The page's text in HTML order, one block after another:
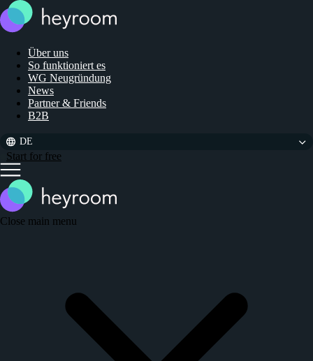
Über uns
So funktioniert es
WG Neugründung
News
Partner & Friends
B2B
DE
Start for free
Close main menu